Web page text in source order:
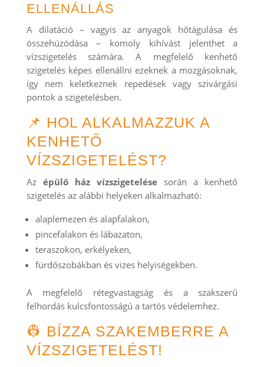
ELLENÁLLÁS
A dilatáció – vagyis az anyagok hőtágulása és
összehúzódása – komoly kihívást jelenthet a
vízszigetelés számára. A megfelelő kenhető
szigetelés képes ellenállni ezeknek a mozgásoknak,
így nem keletkeznek repedések vagy szivárgási
pontok a szigetelésben.
📌 HOL ALKALMAZZUK A
KENHETŐ
VÍZSZIGETELÉST?
Az épülő ház vízszigetelése során a kenhető
szigetelés az alábbi helyeken alkalmazható:
alaplemezen és alapfalakon,
pincefalakon és lábazaton,
teraszokon, erkélyeken,
fürdőszobákban és vizes helyiségekben.
A megfelelő rétegvastagság és a szakszerű
felhordás kulcsfontosságú a tartós védelemhez.
👷 BÍZZA SZAKEMBERRE A
VÍZSZIGETELÉST!